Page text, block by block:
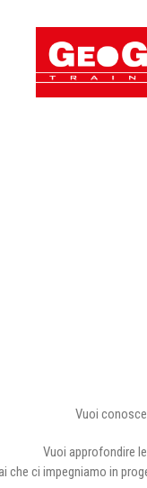
Vuoi
Vuoi approfondire
che ci impegniamo in